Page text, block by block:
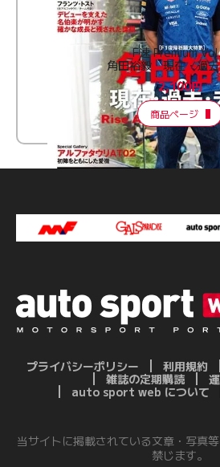
F速 Premium
角田裕毅 現在・過
2,100円
商品ページ
プライバシーポリシー 利用規約
雑誌の定期購読
auto sport web について
当サイトに掲載されている文章・写真
禁じます。